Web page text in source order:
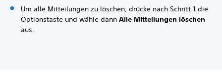
Um alle Mitteilungen zu löschen, drücke nach Schritt 1 die
Optionstaste und wähle dann Alle Mitteilungen löschen
aus.